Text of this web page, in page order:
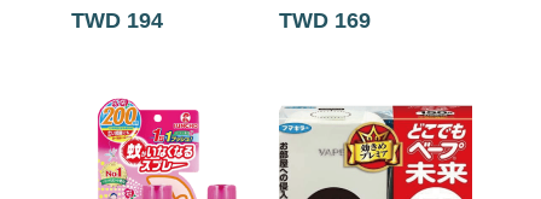
TWD 194 TWD 169